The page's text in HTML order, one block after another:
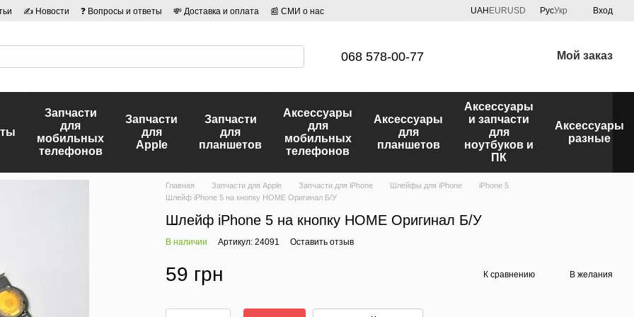
✍ Новости ❓ Вопросы и ответы 💸 Доставка и оплата
📰 СМИ о нас
UAH EURUSD РусУкр Вход
068 578-00-77 Мой заказ
Запчасти
для
мобильных
телефонов
Запчасти
для
Apple
Запчасти
для
планшетов
Аксессуары
для
мобильных
телефонов
Аксессуары
для
планшетов
Аксессуары
и запчасти
для
ноутбуков и
ПК
Аксессуары
разные
Главная Запчасти для Apple Запчасти для iPhone Шлейфы для iPhone
iPhone 5
Шлейф iPhone 5 на кнопку HOME Оригинал Б/У
Шлейф iPhone 5 на кнопку HOME Оригинал Б/У
В наличии Артикул: 24091 Оставить отзыв
59 грн К сравнению В желания